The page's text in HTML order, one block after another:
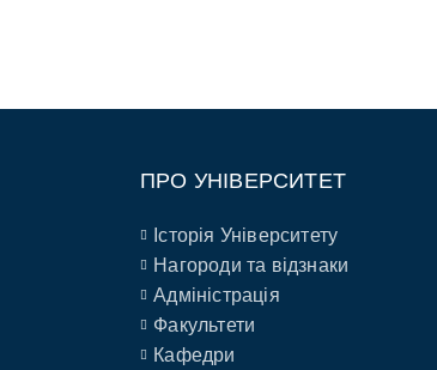
ПРО УНІВЕРСИТЕТ
Історія Університету
Нагороди та відзнаки
Адміністрація
Факультети
Кафедри